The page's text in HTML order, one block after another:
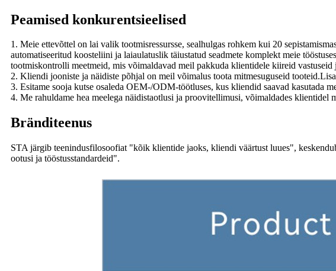
Peamised konkurentsieelised
1. Meie ettevõttel on lai valik tootmisressursse, sealhulgas rohkem kui 20
automatiseeritud koosteliini ja laiaulatuslik täiustatud seadmete komplekt meie
tootmiskontrolli meetmeid, mis võimaldavad meil pakkuda klientidele kiireid vastuseid
2. Kliendi jooniste ja näidiste põhjal on meil võimalus toota mitmesuguseid
3. Esitame sooja kutse osaleda OEM-/ODM-töötluses, kus kliendid saavad kasutada
4. Me rahuldame hea meelega näidistaotlusi ja proovitellimusi, võimaldades klientidel
Bränditeenus
STA järgib teenindusfilosoofiat "kõik klientide jaoks, kliendi väärtust luues",
ootusi ja tööstusstandardeid".